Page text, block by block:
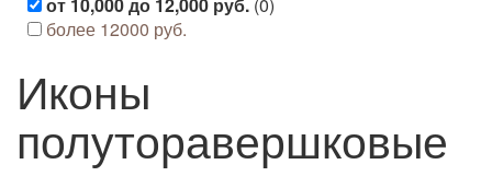
более 12000 руб.
Иконы
полуторавершковые